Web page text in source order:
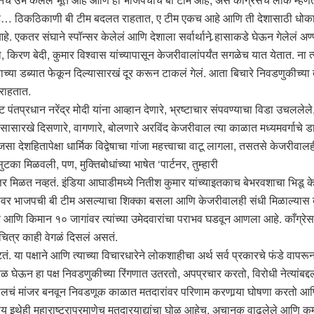
बी टीम बदलत राहतात, ए टीम एकच आहे आणि ती देशासाठी
आहे. एकतर संघाने स्पॉन्सर केलेलं आणि देशाला सर्वार्थाने र्‍हासाकडे घेऊन
बेदी, कुमार विश्वास यांच्यापासून केजरीवालांपर्यंत सगळेच यात येतात. ना
डब्यात फेकून दिल्यासारखं दूर करून टाकलं गेलं. आता बिचारे निवडणुकीच्या
नरेंद्र मोदी यांना आव्हान देणारे, भ्रष्टाचार संपवण्याचा विडा
दिसणारे, वागणारे, बोलणारे अरविंद केजरीवाल त्या काळात
धार्मिक विद्वेषाचा गांजा महत्त्वाचा वाटू लागला, तसतसे
पण, मुक्तिबोधांच्या भाषेत ‘पार्टनर, तुम्हारी
मिळत नव्हतं. इंडिया आघाडीमध्ये नितीश कुमार यांच्याइतकाच बेभरवशाचा
भाजपची बी टीम असल्याचा शिक्का बसला आणि केजरीवालही संधी
किमान १० जागांवर त्यांच्या उमेदवारांचा पराभव घडवून आणला आहे.
चित्र काही वेगळं दिसलं असतं.
या पक्षाने आणि त्याच्या विचारधारेने लोकशाहीचा अर्थ सर्व प्रकारचे
हा पक्ष निवडणुकीच्या रिंगणात उतरतो, अपप्रचार करतो, विरोधी
मांजर बनवून निवडणूक काळात मतदारांवर परिणाम करणार्‍या घोषणा करतो
इथेही महाराष्ट्राप्रमाणेच मतदारयाद्यांचा घोळ आहेच. अचानक वाढलेले